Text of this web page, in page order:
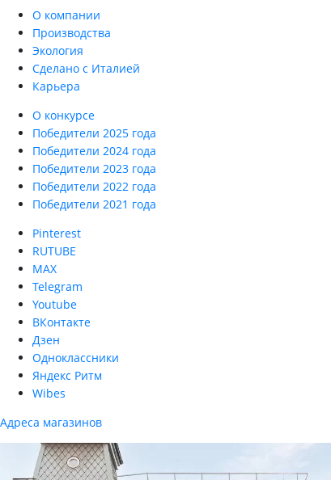
О компании
Производства
Экология
Сделано с Италией
Карьера
О конкурсе
Победители 2025 года
Победители 2024 года
Победители 2023 года
Победители 2022 года
Победители 2021 года
Pinterest
RUTUBE
MAX
Telegram
Youtube
ВКонтакте
Дзен
Одноклассники
Яндекс Ритм
Wibes
Адреса магазинов